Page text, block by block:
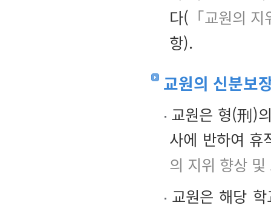
다( 「교원의
항).
교원의 신분보
교원은 형(刑)
사에 반하여 휴
의 지위 향상
교원은 해당